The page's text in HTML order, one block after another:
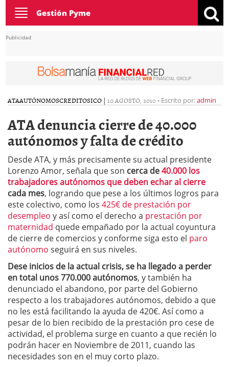
Toggle
navigation
Gestión Pyme
Publicidad
ATAAUTÓNOMOSCREDITOSICO | 10 AGOSTO, 2010- Escrito por:admin
ATA denuncia cierre de 40.000
autónomos y falta de crédito
Desde ATA, y más precisamente su actual presidente
Lorenzo Amor, señala que son cerca de40.000 los
trabajadores autónomos que deben echar al cierre
cada mes, logrando que pese a los últimos logros para
este colectivo, como los 425€ de prestación por
desempleo y así como el derecho a prestación por
maternidad quede empañado por la actual coyuntura
de cierre de comercios y conforme siga esto el paro
autónomo seguirá en sus niveles.
Dese inicios de la actual crisis, se ha llegado a perder
en total unos 770.000 autónomos, y también ha
denunciado el abandono, por parte del Gobierno
respecto a los trabajadores autónomos, debido a que
no les está facilitando la ayuda de 420€. Así como a
pesar de lo bien recibido de la prestación pro cese de
actividad, el problema surge en cuanto a que recién lo
podrán hacer en Noviembre de 2011, cuando las
necesidades son en el muy corto plazo.